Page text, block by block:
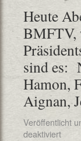
Heute
BMFTV,
sind es:
Hamon,
Aignan,
Veröffentlicht
deaktiviert